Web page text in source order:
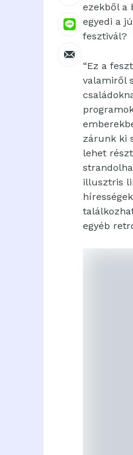
ezekből a
egyedi a
fesztivál?
“Ez a
valamiről
zárunk ki
lehet
illusztris
egyéb